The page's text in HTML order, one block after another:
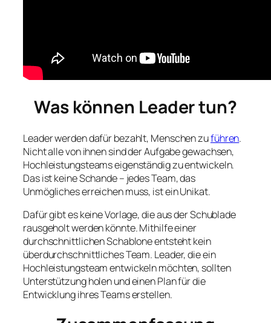
Was können Leader tun?
Leader werden dafür bezahlt, Menschen zuführen.
Nicht alle von ihnen sind der Aufgabe gewachsen,
Hochleistungsteams eigenständig zu entwickeln.
Das ist keine Schande – jedes Team, das
Unmögliches erreichen muss, ist ein Unikat.
Dafür gibt es keine Vorlage, die aus der Schublade
rausgeholt werden könnte. Mithilfe einer
durchschnittlichen Schablone entsteht kein
überdurchschnittliches Team. Leader, die ein
Hochleistungsteam entwickeln möchten, sollten
Unterstützung holen und einen Plan für die
Entwicklung ihres Teams erstellen.